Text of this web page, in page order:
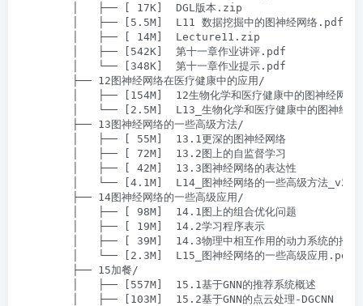
        │   ├── [ 17K]  DGL版本.zip
        │   ├── [5.5M]  L11 数据挖掘中的图神经网络.pdf
        │   ├── [ 14M]  Lecture11.zip
        │   ├── [542K]  第十一章作业讲评.pdf
        │   └── [348K]  第十一章作业提示.pdf
        ├── 12图神经网络在医疗健康中的应用/
        │   ├── [154M]  12生物化学和医疗健康中的图神经网络
│   └── [2.5M]  L13_生物化学和医疗健康中的图神经
        ├── 13图神经网络的一些高级方法/
        │   ├── [ 55M]  13.1更深的图神经网络
        │   ├── [ 72M]  13.2图上的自监督学习
        │   ├── [ 42M]  13.3图神经网络的表达性
│   └── [4.1M]  L14_图神经网络的一些高级方法
        ├── 14图神经网络的一些高级应用/
        │   ├── [ 98M]  14.1图上的组合优化问题
        │   ├── [ 19M]  14.2学习程序表示
        │   ├── [ 39M]  14.3物理中相互作用的动力系统的推理
        │   └── [2.3M]  L15_图神经网络的一些高级应用.pdf
        ├── 15加餐/
        │   ├── [557M]  15.1基于GNN的推荐系统概述
        │   ├── [103M]  15.2基于GNN的点云处理-DGCNN